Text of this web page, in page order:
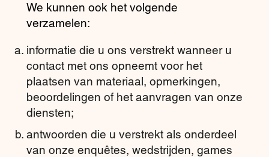
We kunnen ook het volgende
verzamelen:
informatie die u ons verstrekt wanneer u
contact met ons opneemt voor het
plaatsen van materiaal, opmerkingen,
beoordelingen of het aanvragen van onze
diensten;
antwoorden die u verstrekt als onderdeel
van onze enquêtes, wedstrijden, games